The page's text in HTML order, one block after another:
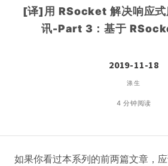
[译]用 RSocket 解决响应式
讯-Part 3：基于
2019-11-18
涤生
4 分钟阅读
如果你看过本系列的前两篇文章，